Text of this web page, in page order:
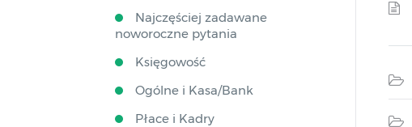
Najczęściej zadawane
noworoczne pytania
Księgowość
Ogólne i Kasa/Bank
Płace i Kadry